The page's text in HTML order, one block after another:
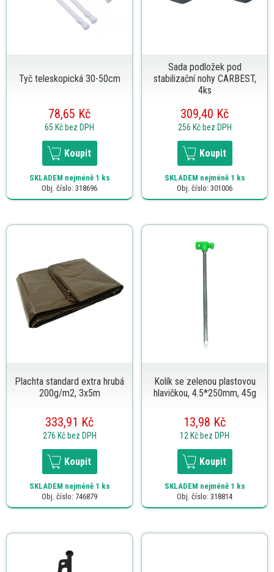
Tyč teleskopická 30-50cm
78,65 Kč
65 Kč bez DPH
Koupit
SKLADEM nejméně 1 ks
Obj. číslo: 318696
Sada podložek pod
stabilizační nohy CARBEST,
4ks
309,40 Kč
256 Kč bez DPH
Koupit
SKLADEM nejméně 1 ks
Obj. číslo: 301006
Plachta standard extra hrubá
200g/m2, 3x5m
333,91 Kč
276 Kč bez DPH
Koupit
SKLADEM nejméně 1 ks
Obj. číslo: 746879
Kolík se zelenou plastovou
hlavičkou, 4.5*250mm, 45g
13,98 Kč
12 Kč bez DPH
Koupit
SKLADEM nejméně 1 ks
Obj. číslo: 318814